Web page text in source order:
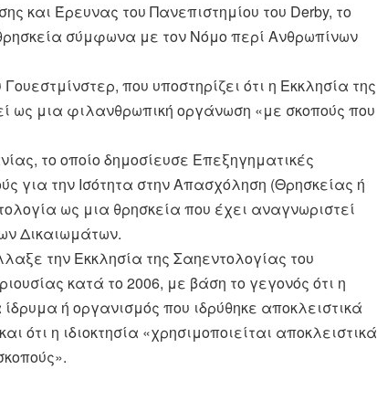
και Έρευνας του Πανεπιστημίου του Derby, το
σύμφωνα με τον Νόμο περί Ανθρωπίνων
που υποστηρίζει ότι η Εκκλησία της
ως μια φιλανθρωπική οργάνωση «με σκοπούς που
το οποίο δημοσίευσε Επεξηγηματικές
για την Ισότητα στην Απασχόληση (Θρησκείας ή
ως μια θρησκεία που έχει αναγνωριστεί
Δικαιωμάτων.
την Εκκλησία της Σαηεντολογίας του
κατά το 2006, με βάση το γεγονός ότι η
ή οργανισμός που ιδρύθηκε αποκλειστικά
ότι η ιδιοκτησία «χρησιμοποιείται αποκλειστικά